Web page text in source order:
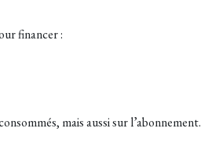
financer :
mais aussi sur l’abonnement.